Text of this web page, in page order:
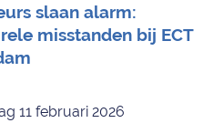
slaan alarm:
misstanden bij ECT
11 februari 2026